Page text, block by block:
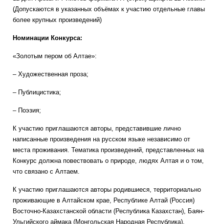
(Допускаются в указанных объёмах к участию отдельные главы
более крупных произведений)
Номинации Конкурса:
«Золотым пером об Алтае»:
– Художественная проза;
– Публицистика;
– Поэзия;
К участию приглашаются авторы, представившие лично
написанные произведения на русском языке независимо от
места проживания. Тематика произведений, представленных на
Конкурс должна повествовать о природе, людях Алтая и о том,
что связано с Алтаем.
К участию приглашаются авторы родившиеся, территориально
проживающие в Алтайском крае, Республике Алтай (Россия)
Восточно-Казахстанской области (Республика Казахстан), Баян-
Ульгийского аймака (Монгольская Народная Республика).